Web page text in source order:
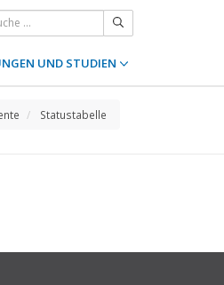
UND STUDIEN
Statustabelle